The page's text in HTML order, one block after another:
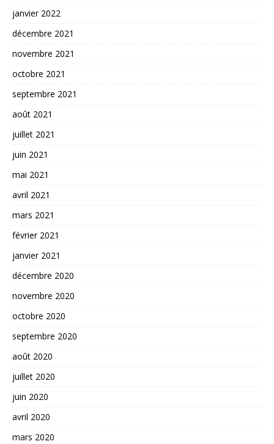
janvier 2022
décembre 2021
novembre 2021
octobre 2021
septembre 2021
août 2021
juillet 2021
juin 2021
mai 2021
avril 2021
mars 2021
février 2021
janvier 2021
décembre 2020
novembre 2020
octobre 2020
septembre 2020
août 2020
juillet 2020
juin 2020
avril 2020
mars 2020